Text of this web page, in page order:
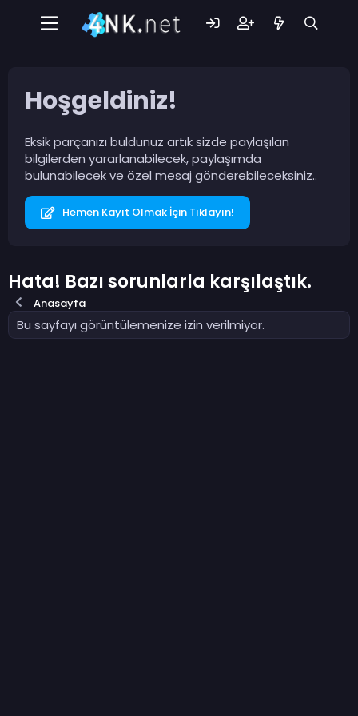
Hoşgeldiniz!
Eksik parçanızı buldunuz artık sizde paylaşılan
bilgilerden yararlanabilecek, paylaşımda
bulunabilecek ve özel mesaj gönderebileceksiniz..
Hemen Kayıt Olmak İçin Tıklayın!
Hata! Bazı sorunlarla karşılaştık.
Anasayfa
Bu sayfayı görüntülemenize izin verilmiyor.